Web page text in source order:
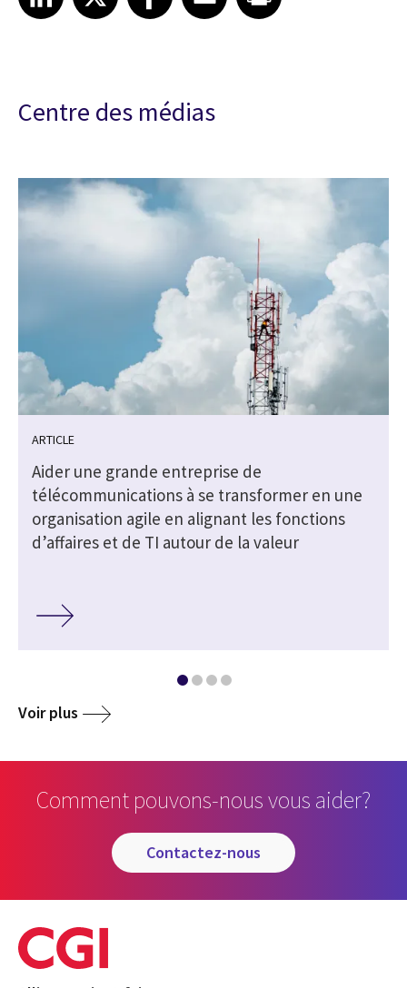
Centre des médias
ARTICLE
Aider une grande entreprise de
télécommunications à se transformer en une
organisation agile en alignant les fonctions
d’affaires et de TI autour de la valeur
Voir plus
Comment pouvons-nous vous aider?
contactez-nous